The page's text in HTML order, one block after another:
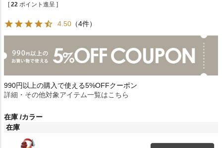
[ 22 ポイント進呈 ]
4.50 （4件）
990円以上の購入で使える5%OFFクーポン
詳細・その他対象アイテム一覧はこちら
在庫 カラー
在庫